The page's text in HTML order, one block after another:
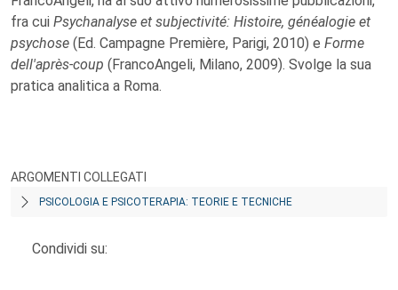
fra cui Psychanalyse et subjectivité: Histoire, généalogie et
psychose (Ed. Campagne Première, Parigi, 2010) e Forme
dell'après-coup (FrancoAngeli, Milano, 2009). Svolge la sua
pratica analitica a Roma.
ARGOMENTI COLLEGATI
PSICOLOGIA E PSICOTERAPIA: TEORIE E TECNICHE
Condividi su: